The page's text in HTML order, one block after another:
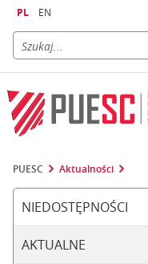
PL EN
PUESC Aktualności
NIEDOSTĘPNOŚCI
AKTUALNE